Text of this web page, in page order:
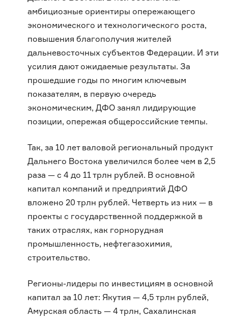
амбициозные ориентиры опережающего
экономического и технологического роста,
повышения благополучия жителей
дальневосточных субъектов Федерации. И эти
усилия дают ожидаемые результаты. За
прошедшие годы по многим ключевым
показателям, в первую очередь
экономическим, ДФО занял лидирующие
позиции, опережая общероссийские темпы.
Так, за 10 лет валовой региональный продукт
Дальнего Востока увеличился более чем в 2,5
раза — с 4 до 11 трлн рублей. В основной
капитал компаний и предприятий ДФО
вложено 20 трлн рублей. Четверть из них — в
проекты с государственной поддержкой в
таких отраслях, как горнорудная
промышленность, нефтегазохимия,
строительство.
Регионы-лидеры по инвестициям в основной
капитал за 10 лет: Якутия — 4,5 трлн рублей,
Амурская область — 4 трлн, Сахалинская